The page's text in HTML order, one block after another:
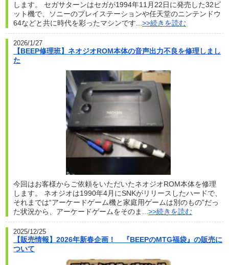
します。 セガサターンはセガが1994年11月22日に発売した32ビ
ット機で、ソニーのプレイステーションや任天堂のニンテンドウ
64などと共に時代を彩ったマシンです...>>続きを読む
2026/1/27
【BEEP修理班】ネオジオROM本体の音声出力不良を修理しまし
た
今回はお客様からご依頼をいただいたネオジオROM本体を修理
します。 ネオジオは1990年4月にSNKがリリースしたハードで、
それまでは“アーケードゲーム機と家庭用ゲームは別のもの”だっ
た状況から、アーケードゲームをそのま...>>続きを読む
2025/12/25
【販売情報】2026年新春企画！ 『BEEPのMTG福袋』の販売に
ついて